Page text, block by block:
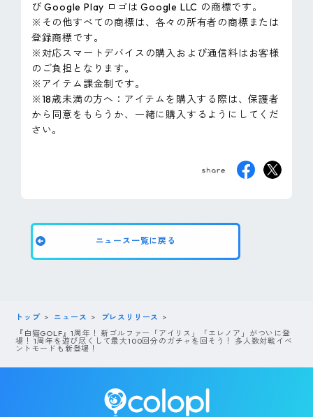
び Google Play ロゴは Google LLC の商標です。
※その他すべての商標は、各々の所有者の商標または
登録商標です。
※対応スマートデバイスの購入および通信料はお客様
のご負担となります。
※アイテム課金制です。
※18歳未満の方へ：アイテムを購入する際は、保護者
から同意をもらうか、一緒に購入するようにしてくだ
さい。
ニュース一覧に戻る
トップ ニュース
プレスリリース
『白猫GOLF』1周年！ 新ゴルファー「アイリス」「エレノア」がついに登
場！ 1周年を遊び尽くして最大100回分のガチャを回そう！ 多人数対戦イベ
ントモードも新登場！